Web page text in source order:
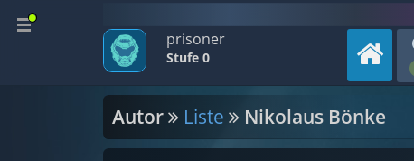
prisoner
Stufe 0
Autor Liste Nikolaus Bönke